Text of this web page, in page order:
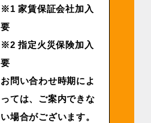
※1 家賃保証会社加入
要
※2 指定火災保険加入
要
お問い合わせ時期によ
っては、ご案内できな
い場合がございます。